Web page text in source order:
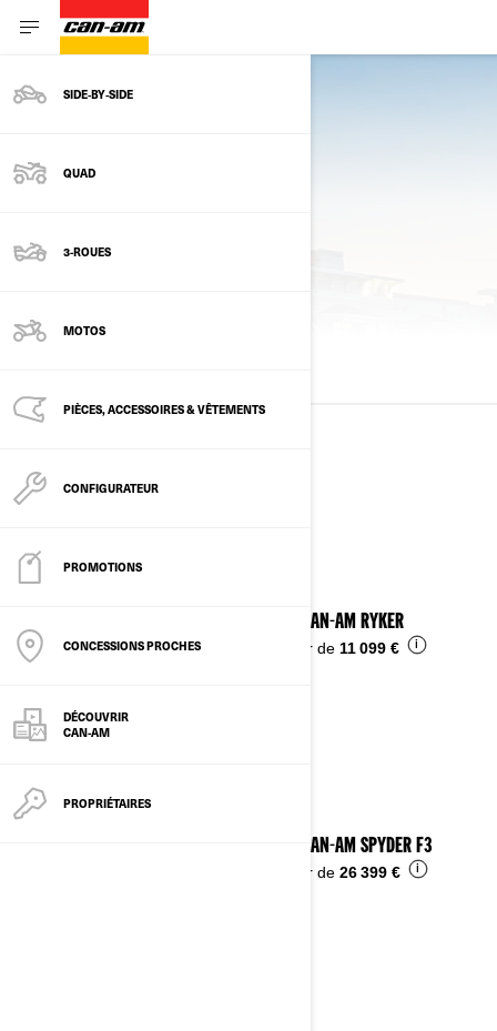
SIDE‑BY‑SIDE
QUAD
3-ROUES
MOTOS
PIÈCES, ACCESSOIRES & VÊTEMENTS
CONFIGURATEUR
PROMOTIONS
CONCESSIONS PROCHES
DÉCOUVRIR
CAN-AM
PROPRIÉTAIRES
Voir les détails
2025 CAN-AM RYKER
À partir de 11 099 € i
2025 CAN-AM SPYDER F3
À partir de 26 399 € i